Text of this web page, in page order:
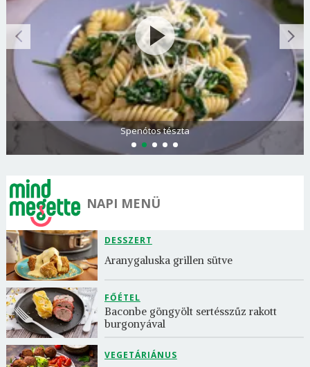
Spenótos tészta
NAPI MENÜ
DESSZERT
Aranygaluska grillen sütve
FŐÉTEL
Baconbe göngyölt sertésszűz rakott
burgonyával
VEGETÁRIÁNUS